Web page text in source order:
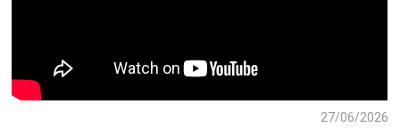
27/06/2026